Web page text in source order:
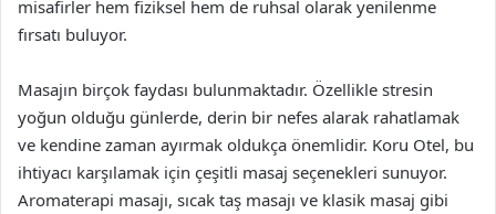
misafirler hem fiziksel hem de ruhsal olarak yenilenme
fırsatı buluyor.
Masajın birçok faydası bulunmaktadır. Özellikle stresin
yoğun olduğu günlerde, derin bir nefes alarak rahatlamak
ve kendine zaman ayırmak oldukça önemlidir. Koru Otel, bu
ihtiyacı karşılamak için çeşitli masaj seçenekleri sunuyor.
Aromaterapi masajı, sıcak taş masajı ve klasik masaj gibi